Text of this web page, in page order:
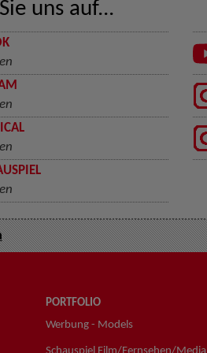
uns auf...
PORTFOLIO
Werbung - Models